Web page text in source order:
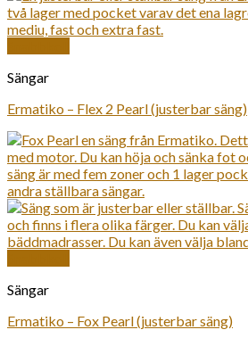
Sängar
Ermatiko – Flex 2 Pearl (justerbar säng)
Sängar
Ermatiko – Fox Pearl (justerbar säng)